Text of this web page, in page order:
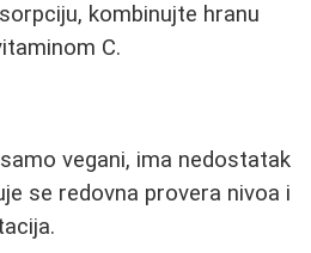
kombinujte hranu
C.
vegani, ima nedostatak
se redovna provera nivoa i